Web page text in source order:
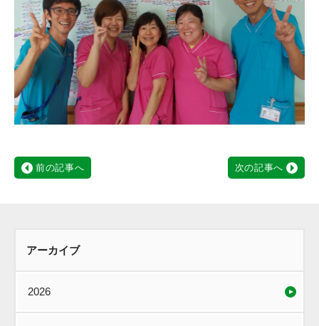
前の記事へ 次の記事へ
アーカイブ
2026